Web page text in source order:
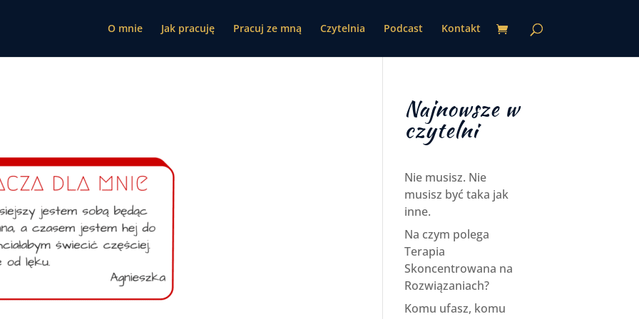
O mnie Jak pracuję Pracuj ze mną Czytelnia Podcast Kontakt
Najnowsze w
czytelni
Nie musisz. Nie
musisz być taka jak
inne.
Na czym polega
Terapia
Skoncentrowana na
Rozwiązaniach?
Komu ufasz, komu